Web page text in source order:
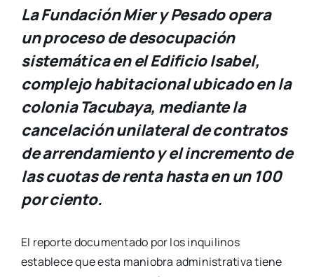
La Fundación Mier y Pesado opera
un proceso de desocupación
sistemática en el Edificio Isabel,
complejo habitacional ubicado en la
colonia Tacubaya, mediante la
cancelación unilateral de contratos
de arrendamiento y el incremento de
las cuotas de renta hasta en un 100
por ciento.
El reporte documentado por los inquilinos
establece que esta maniobra administrativa tiene